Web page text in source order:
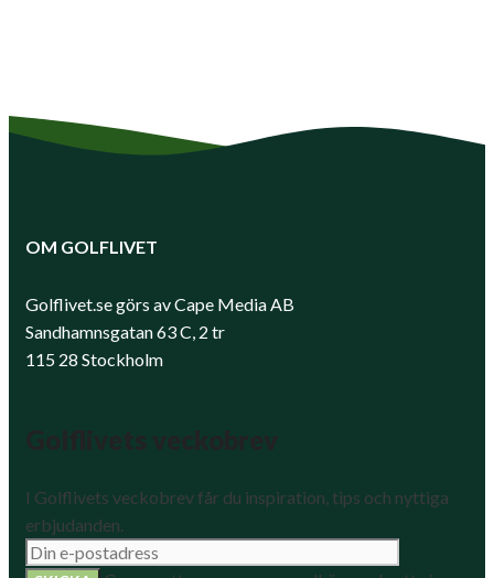
OM GOLFLIVET
Golflivet.se görs av Cape Media AB
Sandhamnsgatan 63 C, 2 tr
115 28 Stockholm
I Golflivets veckobrev får du inspiration, tips och nyttiga
erbjudanden.